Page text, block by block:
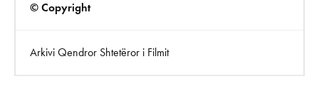
© Copyright
Arkivi Qendror Shtetëror i Filmit